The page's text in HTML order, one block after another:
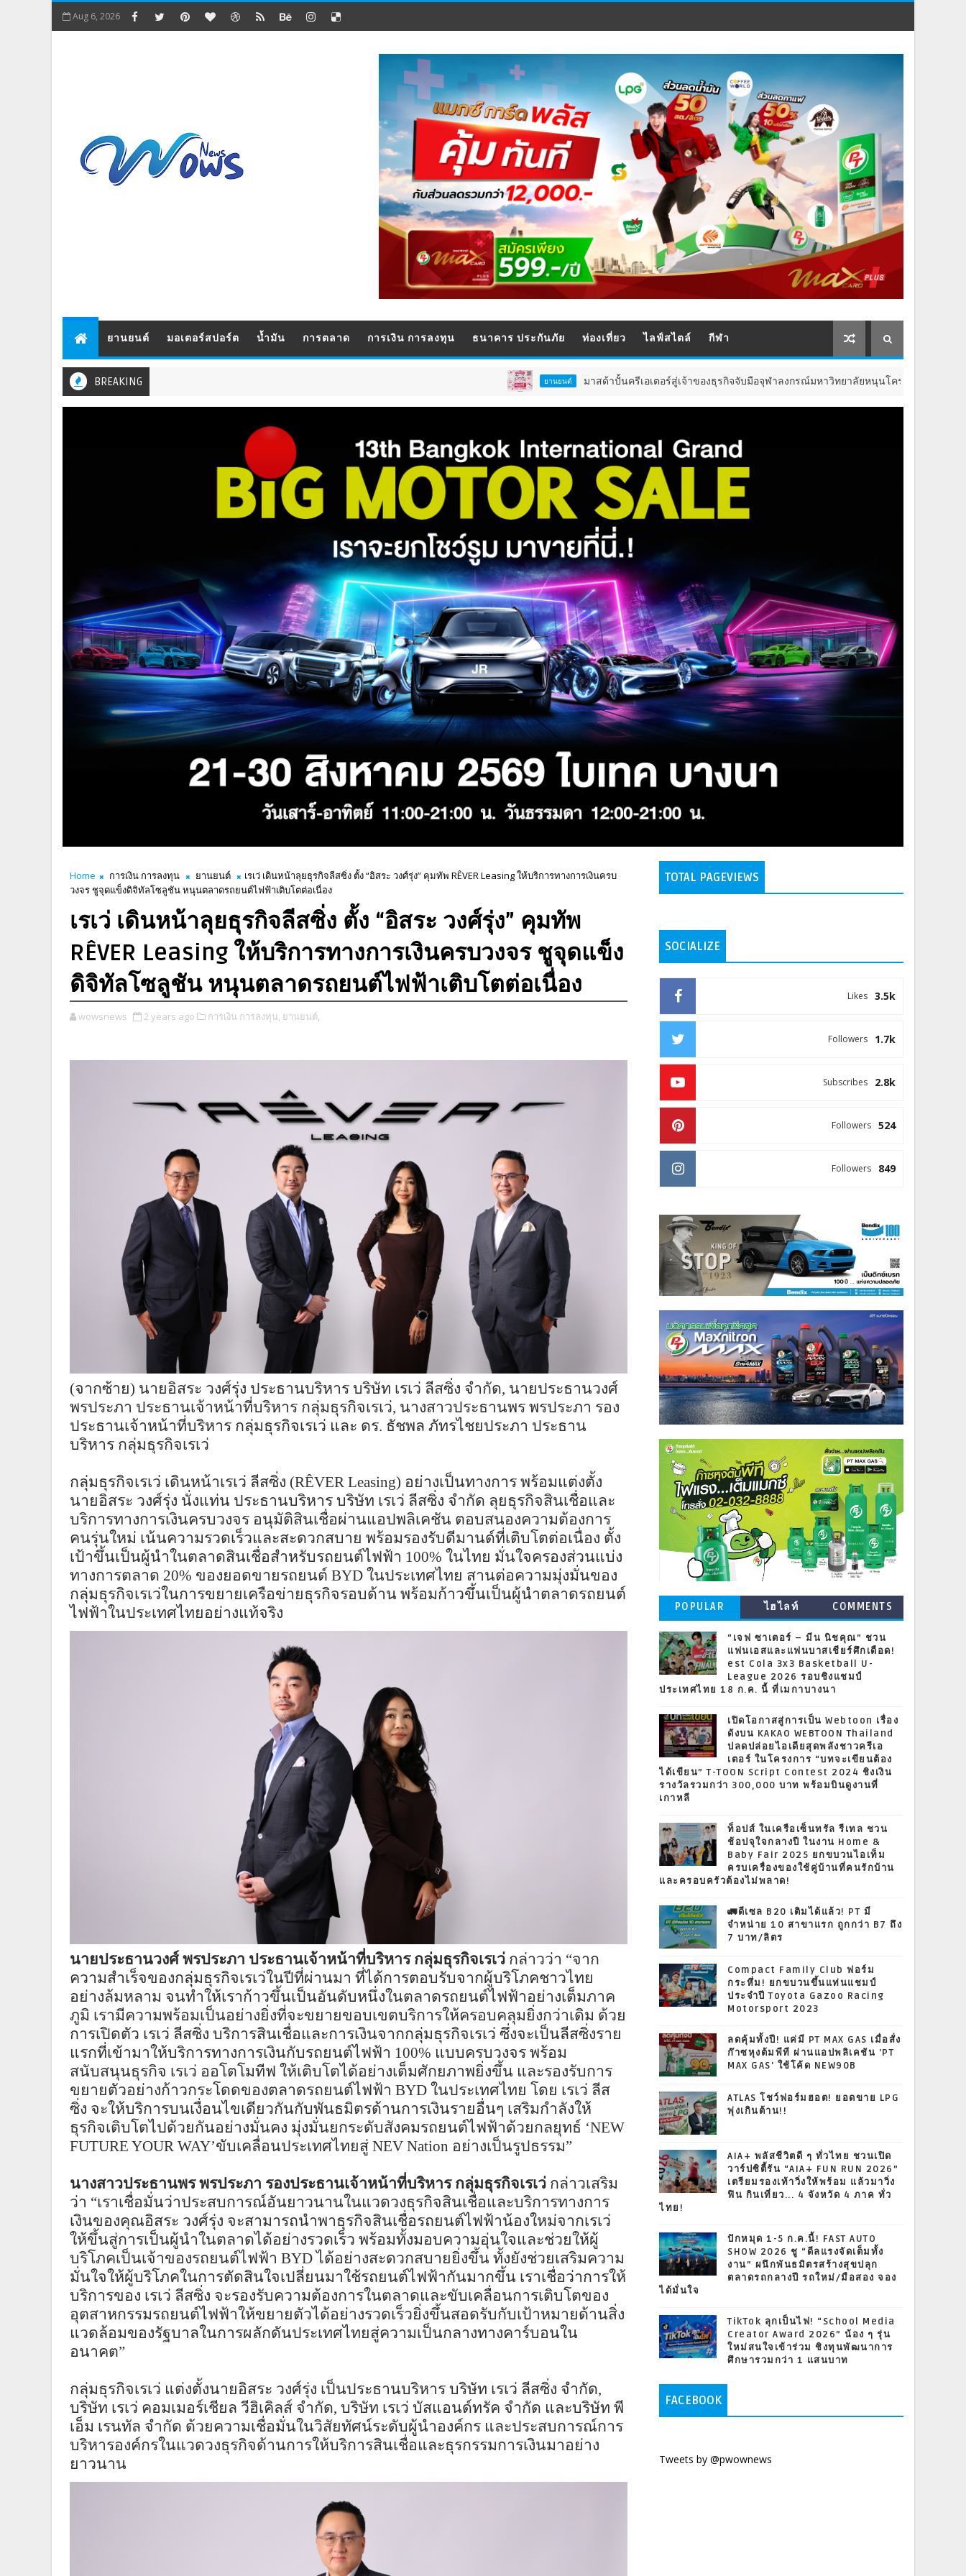
Aug 6, 2026
ยานยนต์ มอเตอร์สปอร์ต น้ำมัน การตลาด การเงิน การลงทุน ธนาคาร ประกันภัย ท่องเที่ยว ไลฟ์สไตล์ กีฬา
BREAKING มาสด้าปั้นครีเอเตอร์สู่เจ้าของธุรกิจจับมือจุฬาลงกรณ์มหาวิทยาลัยหนุนโครงการ “CreatorPreneur
Home การเงิน การลงทุน ยานยนต์
เรเว่ เดินหน้าลุยธุรกิจลีสซิ่ง ตั้ง “อิสระ วงศ์รุ่ง” คุมทัพ RÊVER Leasing ให้บริการทางการเงินครบ
วงจร ชูจุดแข็งดิจิทัลโซลูชัน หนุนตลาดรถยนต์ไฟฟ้าเติบโตต่อเนื่อง
เรเว่ เดินหน้าลุยธุรกิจลีสซิ่ง ตั้ง “อิสระ วงศ์รุ่ง” คุมทัพ
RÊVER Leasing ให้บริการทางการเงินครบวงจร ชูจุดแข็ง
ดิจิทัลโซลูชัน หนุนตลาดรถยนต์ไฟฟ้าเติบโตต่อเนื่อง
wowsnews 2 years ago การเงิน การลงทุน, ยานยนต์,
(จากซ้าย) นายอิสระ วงศ์รุ่ง ประธานบริหาร บริษัท เรเว่ ลีสซิ่ง จำกัด, นายประธานวงศ์
พรประภา ประธานเจ้าหน้าที่บริหาร กลุ่มธุรกิจเรเว่, นางสาวประธานพร พรประภา รอง
ประธานเจ้าหน้าที่บริหาร กลุ่มธุรกิจเรเว่ และ ดร. ธัชพล ภัทรไชยประภา ประธาน
บริหาร กลุ่มธุรกิจเรเว่
กลุ่มธุรกิจเรเว่ เดินหน้าเรเว่ ลีสซิ่ง (RÊVER Leasing) อย่างเป็นทางการ พร้อมแต่งตั้ง
นายอิสระ วงศ์รุ่ง นั่งแท่น ประธานบริหาร บริษัท เรเว่ ลีสซิ่ง จำกัด ลุยธุรกิจสินเชื่อและ
บริการทางการเงินครบวงจร อนุมัติสินเชื่อผ่านแอปพลิเคชัน ตอบสนองความต้องการ
คนรุ่นใหม่ เน้นความรวดเร็วและสะดวกสบาย พร้อมรองรับดีมานด์ที่เติบโตต่อเนื่อง ตั้ง
เป้าขึ้นเป็นผู้นำในตลาดสินเชื่อสำหรับรถยนต์ไฟฟ้า 100% ในไทย มั่นใจครองส่วนแบ่ง
ทางการตลาด 20% ของยอดขายรถยนต์ BYD ในประเทศไทย สานต่อความมุ่งมั่นของ
กลุ่มธุรกิจเรเว่ในการขยายเครือข่ายธุรกิจรอบด้าน พร้อมก้าวขึ้นเป็นผู้นำตลาดรถยนต์
ไฟฟ้าในประเทศไทยอย่างแท้จริง
นายประธานวงศ์ พรประภา ประธานเจ้าหน้าที่บริหาร กลุ่มธุรกิจเรเว่ กล่าวว่า “จาก
ความสำเร็จของกลุ่มธุรกิจเรเว่ในปีที่ผ่านมา ที่ได้การตอบรับจากผู้บริโภคชาวไทย
อย่างล้มหลาม จนทำให้เราก้าวขึ้นเป็นอันดับหนึ่งในตลาดรถยนต์ไฟฟ้าอย่างเต็มภาค
ภูมิ เรามีความพร้อมเป็นอย่างยิ่งที่จะขยายขอบเขตบริการให้ครอบคลุมยิ่งกว่าเดิม ด้วย
การเปิดตัว เรเว่ ลีสซิ่ง บริการสินเชื่อและการเงินจากกลุ่มธุรกิจเรเว่ ซึ่งจะเป็นลีสซิ่งราย
แรกที่เข้ามาให้บริการทางการเงินกับรถยนต์ไฟฟ้า 100% แบบครบวงจร พร้อม
สนับสนุนธุรกิจ เรเว่ ออโตโมทีฟ ให้เติบโตได้อย่างเต็มศักยภาพยิ่งขึ้น และรองรับการ
ขยายตัวอย่างก้าวกระโดดของตลาดรถยนต์ไฟฟ้า BYD ในประเทศไทย โดย เรเว่ ลีส
ซิ่ง จะให้บริการบนเงื่อนไขเดียวกันกับพันธมิตรด้านการเงินรายอื่นๆ เสริมกำลังให้
ธุรกิจเติบโตไปด้วยกันอย่างมั่นคง มุ่งมั่นยกระดับสังคมรถยนต์ไฟฟ้าด้วยกลยุทธ์ ‘NEW
FUTURE YOUR WAY’ขับเคลื่อนประเทศไทยสู่ NEV Nation อย่างเป็นรูปธรรม”
นางสาวประธานพร พรประภา รองประธานเจ้าหน้าที่บริหาร กลุ่มธุรกิจเรเว่ กล่าวเสริม
ว่า “เราเชื่อมั่นว่าประสบการณ์อันยาวนานในแวดวงธุรกิจสินเชื่อและบริการทางการ
เงินของคุณอิสระ วงศ์รุ่ง จะสามารถนำพาธุรกิจสินเชื่อรถยนต์ไฟฟ้าน้องใหม่จากเรเว่
ให้ขึ้นสู่การเป็นผู้นำในตลาดได้อย่างรวดเร็ว พร้อมทั้งมอบความอุ่นใจและช่วยให้ผู้
บริโภคเป็นเจ้าของรถยนต์ไฟฟ้า BYD ได้อย่างสะดวกสบายยิ่งขึ้น ทั้งยังช่วยเสริมความ
มั่นใจให้ผู้บริโภคในการตัดสินใจเปลี่ยนมาใช้รถยนต์ไฟฟ้ากันมากขึ้น เราเชื่อว่าการให้
บริการของ เรเว่ ลีสซิ่ง จะรองรับความต้องการในตลาดและขับเคลื่อนการเติบโตของ
อุตสาหกรรมรถยนต์ไฟฟ้าให้ขยายตัวได้อย่างรวดเร็วยิ่งขึ้นสอดรับกับเป้าหมายด้านสิ่ง
แวดล้อมของรัฐบาลในการผลักดันประเทศไทยสู่ความเป็นกลางทางคาร์บอนใน
อนาคต”
กลุ่มธุรกิจเรเว่ แต่งตั้งนายอิสระ วงศ์รุ่ง เป็นประธานบริหาร บริษัท เรเว่ ลีสซิ่ง จำกัด,
บริษัท เรเว่ คอมเมอร์เชียล วีฮิเคิลส์ จำกัด, บริษัท เรเว่ บัสแอนด์ทรัค จำกัด และบริษัท พี
เอ็ม เรนทัล จำกัด ด้วยความเชื่อมั่นในวิสัยทัศน์ระดับผู้นำองค์กร และประสบการณ์การ
บริหารองค์กรในแวดวงธุรกิจด้านการให้บริการสินเชื่อและธุรกรรมการเงินมาอย่าง
ยาวนาน
TOTAL PAGEVIEWS
SOCIALIZE
3.5k
Likes
1.7k
Followers
2.8k
Subscribes
524
Followers
849
Followers
POPULAR ไฮไลท์ COMMENTS
“เจฟ ซาเตอร์ – มีน นิชคุณ” ชวน
แฟนเอสและแฟนบาสเชียร์ศึกเดือด!
est Cola 3x3 Basketball U-
League 2026 รอบชิงแชมป์
ประเทศไทย 18 ก.ค. นี้ ที่เมกาบางนา
เปิดโอกาสสู่การเป็น Webtoon เรื่อง
ดังบน KAKAO WEBTOON Thailand
ปลดปล่อยไอเดียสุดพลังชาวครีเอ
เตอร์ ในโครงการ “บทจะเขียนต้อง
ได้เขียน” T-TOON Script Contest 2024 ชิงเงิน
รางวัลรวมกว่า 300,000 บาท พร้อมบินดูงานที่
เกาหลี
ท็อปส์ ในเครือเซ็นทรัล รีเทล ชวน
ช้อปจุใจกลางปี ในงาน Home &
Baby Fair 2025 ยกขบวนไอเท็ม
ครบเครื่องของใช้คู่บ้านที่คนรักบ้าน
และครอบครัวต้องไม่พลาด!
🚛ดีเซล B20 เติมได้แล้ว! PT มี
จำหน่าย 10 สาขาแรก ถูกกว่า B7 ถึง
7 บาท/ลิตร
Compact Family Club ฟอร์ม
กระหึ่ม! ยกขบวนขึ้นแท่นแชมป์
ประจำปี Toyota Gazoo Racing
Motorsport 2023
ลดคุ้มทั้งปี! แค่มี PT MAX GAS เมื่อสั่ง
ก๊าซหุงต้มพีที ผ่านแอปพลิเคชัน 'PT
MAX GAS' ใช้โค้ด NEW90B
ATLAS โชว์ฟอร์มฮอต! ยอดขาย LPG
พุ่งเกินต้าน!!
AIA+ พลัสชีวิตดี ๆ ทั่วไทย ชวนเปิด
วาร์ปซิตี้รัน “AIA+ FUN RUN 2026”
เตรียมรองเท้าวิ่งให้พร้อม แล้วมาวิ่ง
ฟิน กินเที่ยว... 4 จังหวัด 4 ภาค ทั่ว
ไทย!
ปักหมุด 1-5 ก.ค.นี้! FAST AUTO
SHOW 2026 ชู “ดีลแรงจัดเต็มทั้ง
งาน” ผนึกพันธมิตรสร้างสุขปลุก
ตลาดรถกลางปี รถใหม่/มือสอง จอง
ได้มั่นใจ
TikTok ลุกเป็นไฟ! “School Media
Creator Award 2026” น้อง ๆ รุ่น
ใหม่สนใจเข้าร่วม ชิงทุนพัฒนาการ
ศึกษารวมกว่า 1 แสนบาท
FACEBOOK
Tweets by @pwownews